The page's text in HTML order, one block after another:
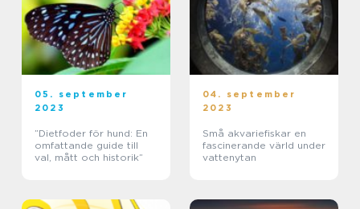
05. september
2023
”Dietfoder för hund: En
omfattande guide till
val, mått och historik”
04. september
2023
Små akvariefiskar en
fascinerande värld under
vattenytan